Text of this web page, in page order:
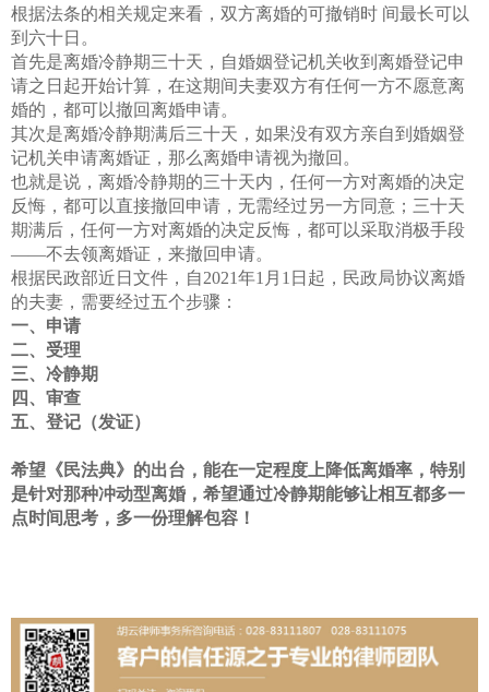
根据法条的相关规定来看，双方离婚的可撤销时 间最长可以
到六十日。
首先是离婚冷静期三十天，自婚姻登记机关收到离婚登记申
请之日起开始计算，在这期间夫妻双方有任何一方不愿意离
婚的，都可以撤回离婚申请。
其次是离婚冷静期满后三十天，如果没有双方亲自到婚姻登
记机关申请离婚证，那么离婚申请视为撤回。
也就是说，离婚冷静期的三十天内，任何一方对离婚的决定
反悔，都可以直接撤回申请，无需经过另一方同意；三十天
期满后，任何一方对离婚的决定反悔，都可以采取消极手段
——不去领离婚证，来撤回申请。
根据民政部近日文件，自2021年1月1日起，民政局协议离婚
的夫妻，需要经过五个步骤：
一、申请
二、受理
三、冷静期
四、审查
五、登记（发证）
希望《民法典》的出台，能在一定程度上降低离婚率，特别
是针对那种冲动型离婚，希望通过冷静期能够让相互都多一
点时间思考，多一份理解包容！